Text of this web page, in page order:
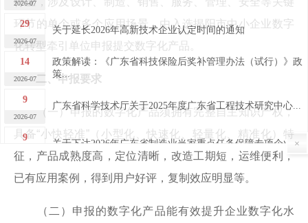
环节的单个或多个应用场景，由入选揭阳市中小企业数字
化转型牵引单位申报提交数字化产品。
二、申报要求
（一）申报的数字化产品须拥有完整自主知识产权，
具备“小快轻准”（小型化、快速化、轻量化、精准化）特
征，产品成熟度高，定位清晰，改造工期短，运维便利，
已有应用案例，得到用户好评，复制效应明显等。
（二）申报的数字化产品能有效提升企业数字化水
29
2026-07
关于延长2026年高新技术企业认定时间的通知
14
2026-07
政策解读：《广东省科技保险后奖补管理办法（试行）》政
策...
9
2026-07
广东省科学技术厅关于2025年度广东省工程技术研究中心...
9
2026-07
关于下达2026年广东省制造业当家重点任务保障专项企业...
7
关于广东省2026年第四批完成异地搬迁高新技术企业的公...
关于广东省2026年第四批高新技术企业更名的公告
×